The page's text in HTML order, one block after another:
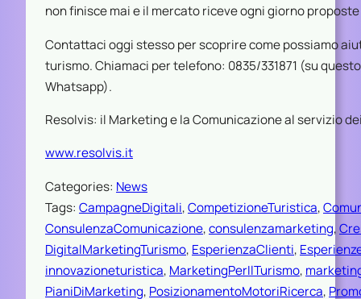
non finisce mai e il mercato riceve ogni giorno
Contattaci oggi stesso per scoprire come possiamo
turismo. Chiamaci per telefono: 0835/331871 (su
Whatsapp).
Resolvis: il Marketing e la Comunicazione al servizio
www.resolvis.it
Categories: News
Tags: CampagneDigitali, CompetizioneTuristica,
ConsulenzaComunicazione, consulenzamarketing,
DigitalMarketingTurismo, EsperienzaClienti,
innovazioneturistica, MarketingPerIlTurismo,
PianiDiMarketing, PosizionamentoMotoriRicerca,